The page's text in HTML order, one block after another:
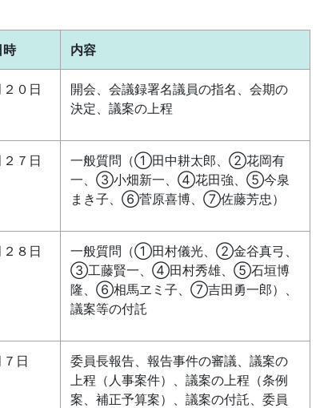
時 内容
２０日
開会、会議録署名議員の指名、会期の
決定、議案の上程
２７日
一般質問（①田中耕太郎、②花岡有
一、③小畑新一、④花田強、⑤今泉
まき子、⑥菅原喜博、⑦佐藤芳忠）
２８日
一般質問（①田村儀光、②金谷真弓、
③工藤賢一、④田村秀雄、⑤石垣博
隆、⑥相馬ヱミ子、⑦吉田勇一郎）、
議案等の付託
７日
委員長報告、報告事件の審議、議案の
上程（人事案件）、議案の上程（条例
案、補正予算案）、議案の付託、委員